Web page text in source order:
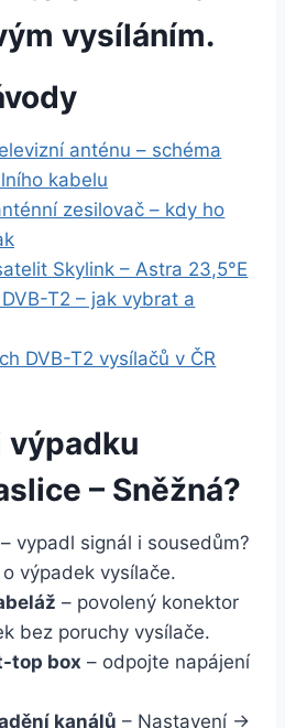
vysíláním.
anténu – schéma
kabelu
zesilovač – kdy ho
Skylink – Astra 23,5°E
T2 – jak vybrat a
DVB-T2 vysílačů v ČR
výpadku
– Sněžná?
– vypadl signál i sousedům?
výpadek vysílače.
– povolený konektor
bez poruchy vysílače.
top box – odpojte napájení
kanálů – Nastavení →